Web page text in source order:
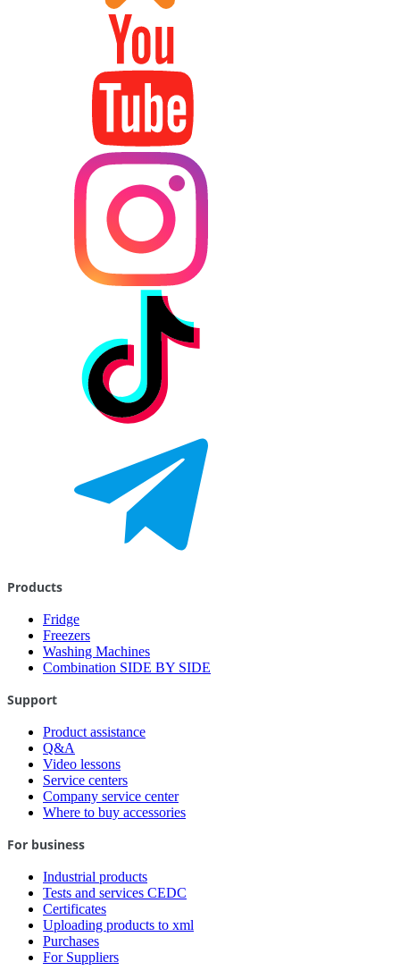
Products
Fridge
Freezers
Washing Machines
Combination SIDE BY SIDE
Support
Product assistance
Q&A
Video lessons
Service centers
Company service center
Where to buy accessories
For business
Industrial products
Tests and services CEDC
Certificates
Uploading products to xml
Purchases
For Suppliers